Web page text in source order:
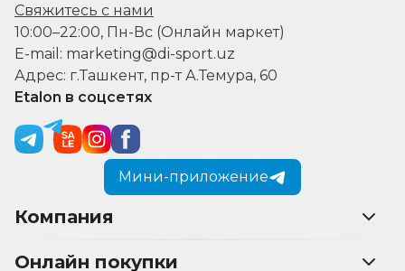
Свяжитесь с нами
10:00–22:00, Пн-Вс (Онлайн маркет)
E-mail: marketing@di-sport.uz
Адрес: г.Ташкент, пр-т А.Темура, 60
Etalon в соцсетях
Мини-приложение
Компания
Онлайн покупки